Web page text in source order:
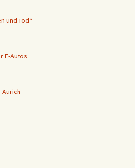
und Tod“
E-Autos
Aurich